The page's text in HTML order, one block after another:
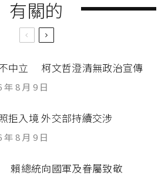
有關的
中立 柯文哲澄清無政治宣傳
年 8 月 9 日
拒入境 外交部持續交涉
年 8 月 9 日
賴總統向國軍及眷屬致敬